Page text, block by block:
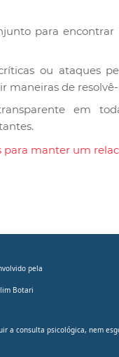
para encontrar
ou ataques
maneiras de resolvê-
em
para manter um
pela
Botari
a consulta psicológica, nem